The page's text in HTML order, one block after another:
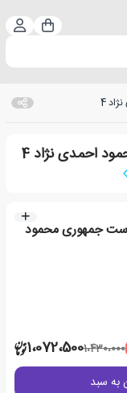
سبد
ساله ریاست جمهوری محمود
1،430،0001،072،500
به سبد